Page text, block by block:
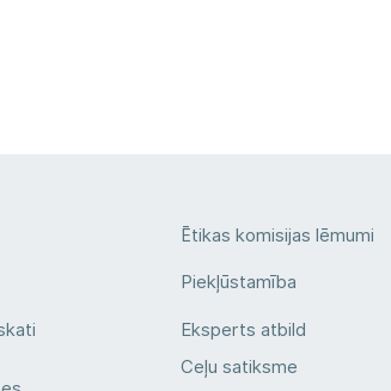
Ētikas komisijas lēmumi
Piekļūstamība
Eksperts atbild
Ceļu satiksme